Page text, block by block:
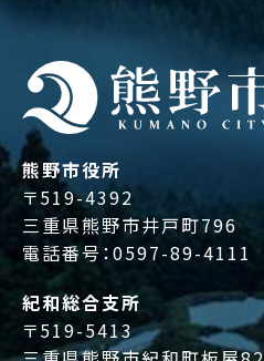
熊野市役所
〒519-4392
三重県熊野市井戸町796
電話番号：0597-89-4111
紀和総合支所
〒519-5413